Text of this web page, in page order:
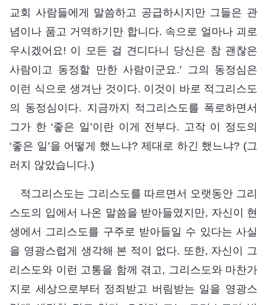
교회 사람들에게 말씀하고 공급하시지만 그들은 관
념이나 품고 거역하기만 합니다. 속으로 얼마나 괴로
우시겠어요! 이 모든 걸 견디다니 당신은 참 괜찮은
사람이고 동정할 만한 사람이군요.’ 그의 동정심은
이런 식으로 생겨난 것이다. 이것이 바로 적그리스도
의 동정심이다. 지금까지 적그리스도를 폭로하면서
그가 한 ‘좋은 일’이란 이게 전부다. 고작 이 정도의
‘좋은 일’을 어떻게 했느냐? 제대로 하긴 했느냐? (그
러지 않았습니다.)
적그리스도는 그리스도를 따르면서 오랫동안 그리
스도의 입에서 나온 말씀을 받아들였지만, 자신이 현
생에서 그리스도를 구주로 받아들일 수 있다는 사실
을 영광스럽게 생각해 본 적이 없다. 또한, 자신이 그
리스도와 이런 고통을 함께 겪고, 그리스도와 마찬가
지로 세상으로부터 정죄받고 버림받는 일을 영광스